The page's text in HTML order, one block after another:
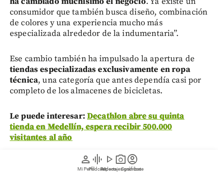
person
Mi Perfil
graphic_eq
Pódcast
play_arrow
Videos
photo_camera
Reportajes gráficos
account_circle
Suscríbete
consumidor que también busca diseño, combinación
de colores y una experiencia mucho más
especializada alrededor de la indumentaria”.
Ese cambio también ha impulsado la apertura de
tiendas especializadas exclusivamente en ropa
técnica, una categoría que antes dependía casi por
completo de los almacenes de bicicletas.
Le puede interesar: Decathlon abre su quinta
tienda en Medellín, espera recibir 500.000
visitantes al año
No todas hablan de crisis